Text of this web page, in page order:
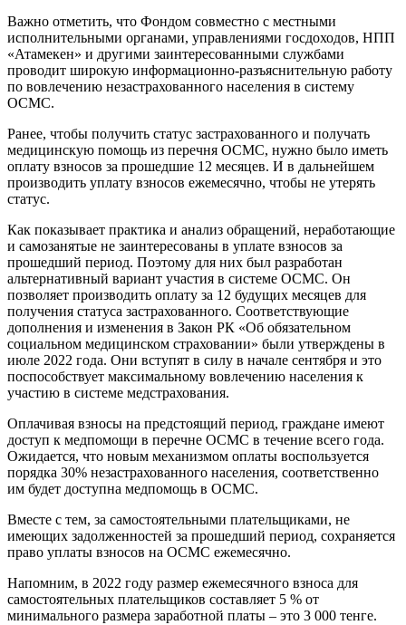
Важно отметить, что Фондом совместно с местными
исполнительными органами, управлениями госдоходов, НПП
«Атамекен» и другими заинтересованными службами
проводит широкую информационно-разъяснительную работу
по вовлечению незастрахованного населения в систему
ОСМС.
Ранее, чтобы получить статус застрахованного и получать
медицинскую помощь из перечня ОСМС, нужно было иметь
оплату взносов за прошедшие 12 месяцев. И в дальнейшем
производить уплату взносов ежемесячно, чтобы не утерять
статус.
Как показывает практика и анализ обращений, неработающие
и самозанятые не заинтересованы в уплате взносов за
прошедший период. Поэтому для них был разработан
альтернативный вариант участия в системе ОСМС. Он
позволяет производить оплату за 12 будущих месяцев для
получения статуса застрахованного. Соответствующие
дополнения и изменения в Закон РК «Об обязательном
социальном медицинском страховании» были утверждены в
июле 2022 года. Они вступят в силу в начале сентября и это
поспособствует максимальному вовлечению населения к
участию в системе медстрахования.
Оплачивая взносы на предстоящий период, граждане имеют
доступ к медпомощи в перечне ОСМС в течение всего года.
Ожидается, что новым механизмом оплаты воспользуется
порядка 30% незастрахованного населения, соответственно
им будет доступна медпомощь в ОСМС.
Вместе с тем, за самостоятельными плательщиками, не
имеющих задолженностей за прошедший период, сохраняется
право уплаты взносов на ОСМС ежемесячно.
Напомним, в 2022 году размер ежемесячного взноса для
самостоятельных плательщиков составляет 5 % от
минимального размера заработной платы – это 3 000 тенге.